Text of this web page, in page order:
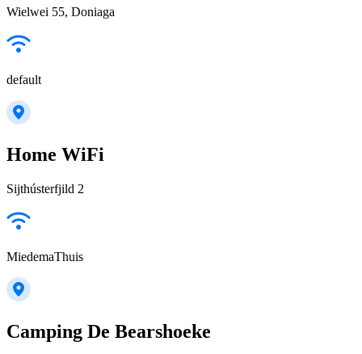
Wielwei 55, Doniaga
default
Home WiFi
Sijthústerfjild 2
MiedemaThuis
Camping De Bearshoeke